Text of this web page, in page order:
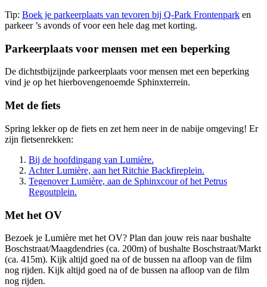
Tip: Boek je parkeerplaats van tevoren bij Q-Park Frontenpark en
parkeer ’s avonds of voor een hele dag met korting.
Parkeerplaats voor mensen met een beperking
De dichtstbijzijnde parkeerplaats voor mensen met een beperking
vind je op het hierbovengenoemde Sphinxterrein.
Met de fiets
Spring lekker op de fiets en zet hem neer in de nabije omgeving! Er
zijn fietsenrekken:
Bij de hoofdingang van Lumière.
Achter Lumière, aan het Ritchie Backfireplein.
Tegenover Lumière, aan de Sphinxcour of het Petrus
Regoutplein.
Met het OV
Bezoek je Lumière met het OV? Plan dan jouw reis naar bushalte
Boschstraat/Maagdendries (ca. 200m) of bushalte Boschstraat/Markt
(ca. 415m). Kijk altijd goed na of de bussen na afloop van de film
nog rijden. Kijk altijd goed na of de bussen na afloop van de film
nog rijden.